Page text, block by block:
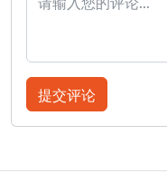
提交评论